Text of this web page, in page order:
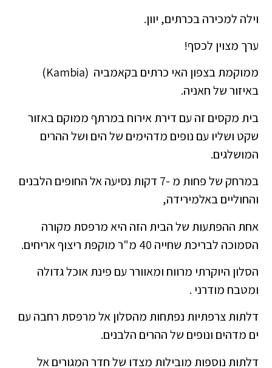
וילה למכירה בכרתים, יוון.
ערך מצוין לכסף!
ממוקמת בצפון האי כרתים בקאמביה (Kambia)
באיזור של חאניה.
בית מקסים זה עם דירת אירוח במרתף ממוקם באזור
שקט ושליו עם נופים מדהימים של הים ושל ההרים
המושלגים.
במרחק של פחות מ -7 דקות נסיעה אל החופים הלבנים
והחוליים באלמירידה,
אחת ההפתעות של הבית הזה היא מרפסת מקורה
הסמוכה לבריכת שחייה 40 מ"ר מוקפת ריצוף אריחים.
הסלון היוקרתי מרווח ומאוורר עם פינת אוכל גדולה
ומטבח מודרני .
דלתות צרפתיות נפתחות מהסלון אל מרפסת רחבה עם
ים מדהים ונופים של ההרים הלבנים.
דלתות נוספות מובילות מצדו של חדר המגורים אל